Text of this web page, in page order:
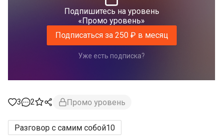
Подпишитесь на уровень
«Промо уровень»
Подписаться за 250 ₽ в месяц
Уже есть подписка?
3 2 Промо уровень
Разговор с самим собой10